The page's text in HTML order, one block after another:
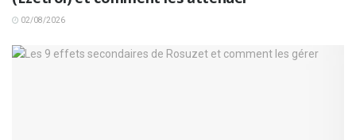
02/08/2026